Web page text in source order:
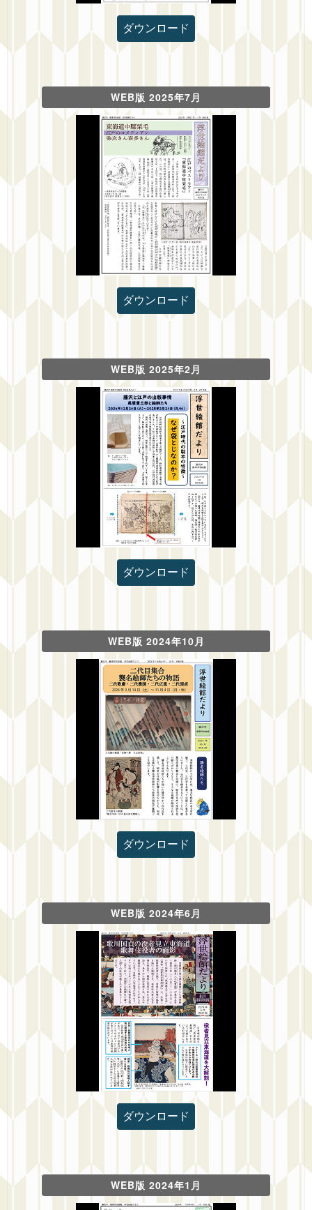
ダウンロード
WEB版 2025年7月
ダウンロード
WEB版 2025年2月
ダウンロード
WEB版 2024年10月
ダウンロード
WEB版 2024年6月
ダウンロード
WEB版 2024年1月